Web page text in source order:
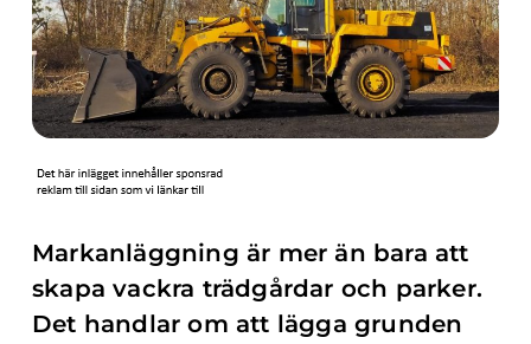
Markanläggning är mer än bara att
skapa vackra trädgårdar och parker.
Det handlar om att lägga grunden